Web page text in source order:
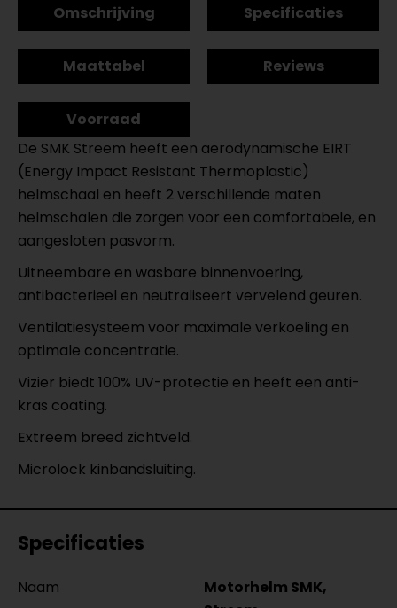
Omschrijving Specificaties
Maattabel Reviews
Voorraad
De SMK Streem heeft een aerodynamische EIRT
(Energy Impact Resistant Thermoplastic)
helmschaal en heeft 2 verschillende maten
helmschalen die zorgen voor een comfortabele, en
aangesloten pasvorm.
Uitneembare en wasbare binnenvoering,
antibacterieel en neutraliseert vervelend geuren.
Ventilatiesysteem voor maximale verkoeling en
optimale concentratie.
Vizier biedt 100% UV-protectie en heeft een anti-
kras coating.
Extreem breed zichtveld.
Microlock kinbandsluiting.
Specificaties
Naam
Motorhelm SMK,